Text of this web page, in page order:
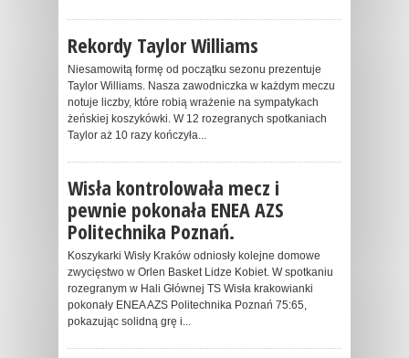
Rekordy Taylor Williams
Niesamowitą formę od początku sezonu prezentuje
Taylor Williams. Nasza zawodniczka w każdym meczu
notuje liczby, które robią wrażenie na sympatykach
żeńskiej koszykówki. W 12 rozegranych spotkaniach
Taylor aż 10 razy kończyła...
Wisła kontrolowała mecz i
pewnie pokonała ENEA AZS
Politechnika Poznań.
Koszykarki Wisły Kraków odniosły kolejne domowe
zwycięstwo w Orlen Basket Lidze Kobiet. W spotkaniu
rozegranym w Hali Głównej TS Wisła krakowianki
pokonały ENEA AZS Politechnika Poznań 75:65,
pokazując solidną grę i...